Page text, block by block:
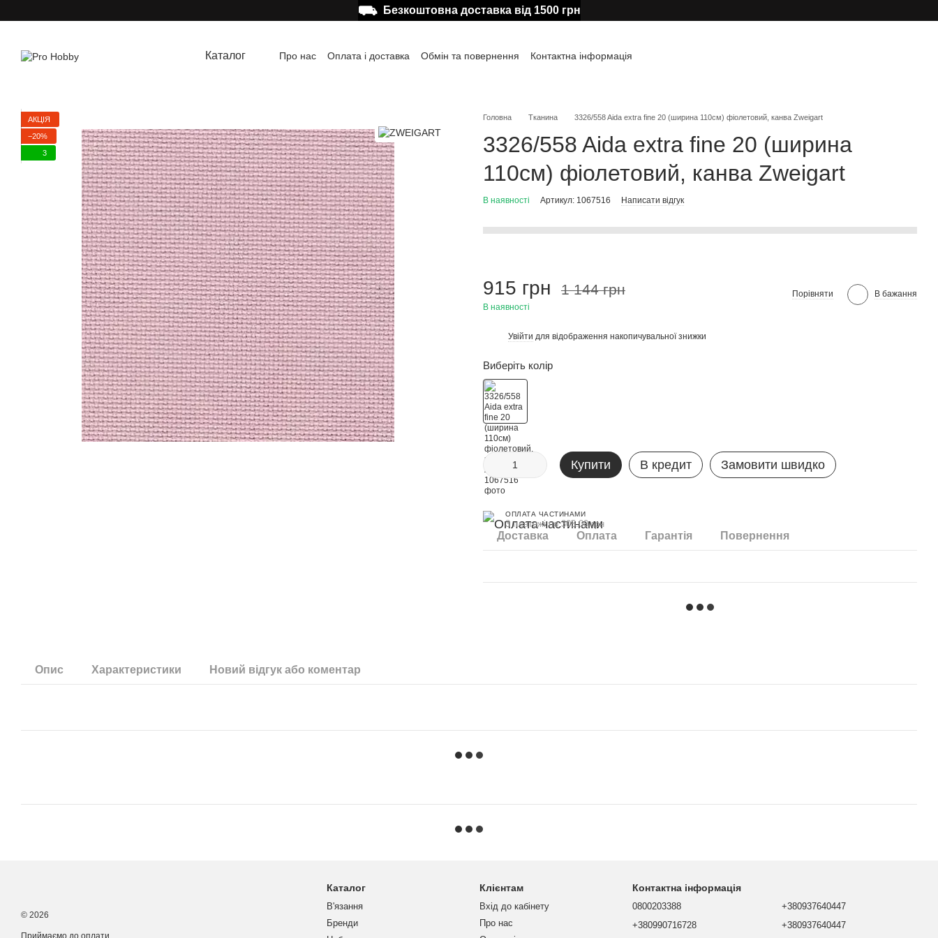
⛟ Безкоштовна доставка від 1500 грн
Каталог Про нас Оплата і доставка Обмін та повернення
Контактна інформація
АКЦІЯ
−20%
3
Головна Тканина 3326/558 Aida extra fine 20 (ширина 110см) фіолетовий, канва Zweigart
3326/558 Aida extra fine 20 (ширина
110см) фіолетовий, канва Zweigart
В наявності Артикул: 1067516 Написати відгук
915 грн 1 144 грн
В наявності
Порівняти В бажання
Увійти для відображення накопичувальної знижки
Виберіть колір
Купити В кредит Замовити швидко
ОПЛАТА ЧАСТИНАМИ
3 платежі по 305.00 грн
Доставка Оплата Гарантія Повернення
Опис Характеристики Новий відгук або коментар
© 2026
Приймаємо до оплати
Каталог
В'язання
Бренди
Клієнтам
Вхід до кабінету
Про нас
Контактна інформація
0800203388
+380990716728
+380937640447
+380937640447